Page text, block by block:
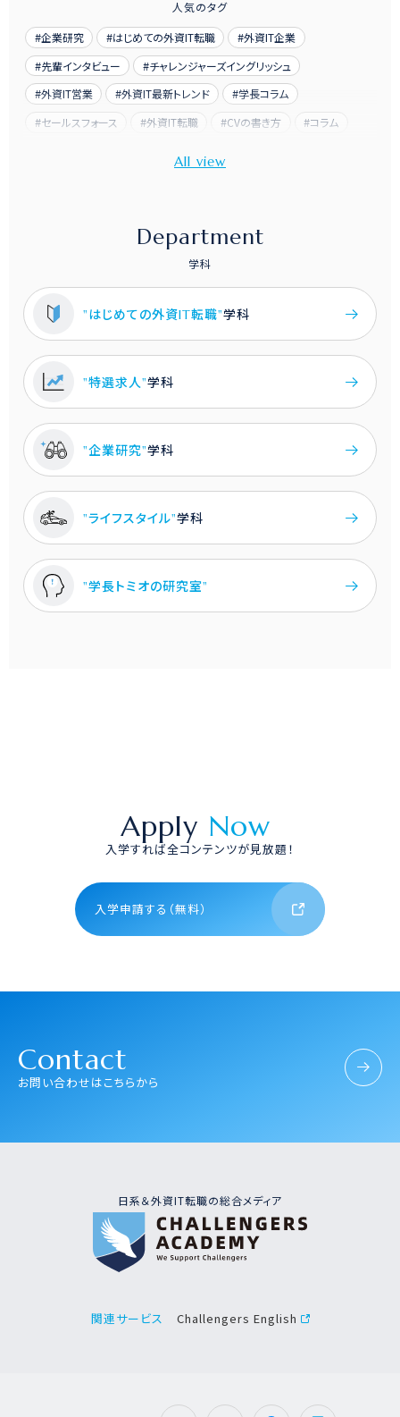
人気のタグ
企業研究 はじめての外資IT転職
外資IT企業
先輩インタビュー
チャレンジャーズイングリッシュ
外資IT営業
外資IT最新トレンド
学長コラム
セールスフォース
外資IT転職 CVの書き方
コラム
Department
学科
"はじめての外資IT転職"学科
"特選求人"学科
"企業研究"学科
"ライフスタイル"学科
"学長トミオの研究室"
Apply Now
入学すれば全コンテンツが見放題！
入学申請する（無料）
Contact
お問い合わせはこちらから
日系＆外資IT転職の総合メディア
関連サービス Challengers English